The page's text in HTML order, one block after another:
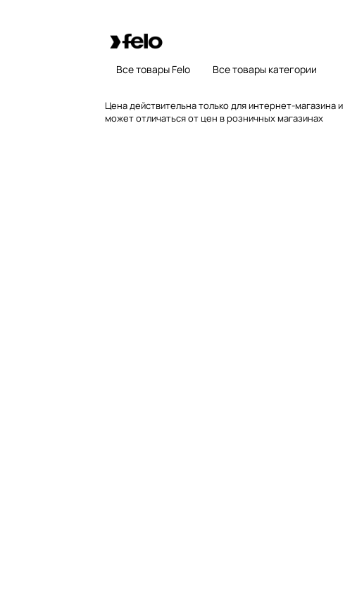
Все товары Felo Все товары категории
Цена действительна только для интернет-магазина и
может отличаться от цен в розничных магазинах